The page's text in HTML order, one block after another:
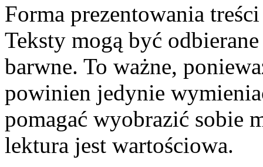
Forma prezentowania
Teksty mogą być
barwne. To ważne,
powinien jedynie
pomagać wyobrazić sobie
lektura jest wartościowa.